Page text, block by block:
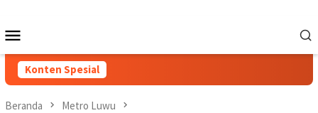
konten
Mobile
Konten Spesial
Beranda Metro Luwu